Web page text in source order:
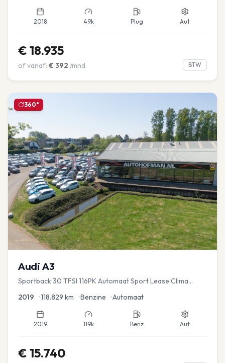
2018 49k Plug Aut
€ 18.935
of vanaf: € 392 /mnd BTW
360°
Audi A3
Sportback 30 TFSI 116PK Automaat Sport Lease Clima
2019 •118.829 km •Benzine •Automaat
2019 119k Benz Aut
€ 15.740